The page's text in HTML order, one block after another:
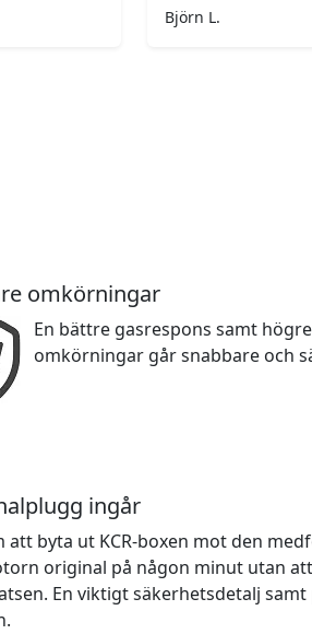
Björn L.
omkörningar
En bättre gasrespons samt
omkörningar går snabbare och
ingår
att byta ut KCR-boxen mot den
original på någon minut utan
En viktigt säkerhetsdetalj